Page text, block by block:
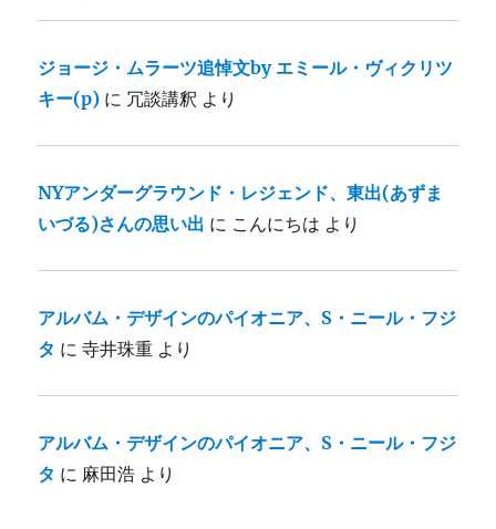
ジョージ・ムラーツ追悼文by エミール・ヴィクリツ
キー(p) に 冗談講釈 より
NYアンダーグラウンド・レジェンド、東出(あずま
いづる)さんの思い出 に こんにちは より
アルバム・デザインのパイオニア、S・ニール・フジ
タ に寺井珠重 より
アルバム・デザインのパイオニア、S・ニール・フジ
タ に 麻田浩 より